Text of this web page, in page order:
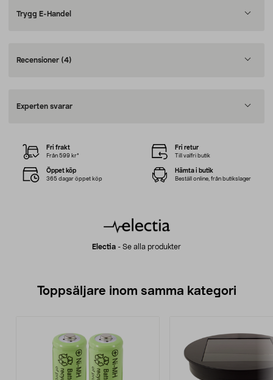
Trygg E-Handel
Recensioner (4)
Experten svarar
Electia - Se alla produkter
Fri frakt
Från 599 kr*
Fri retur
Till valfri butik
Öppet köp
365 dagar öppet köp
Hämta i butik
Beställ online, från butikslager
Toppsäljare inom samma kategori